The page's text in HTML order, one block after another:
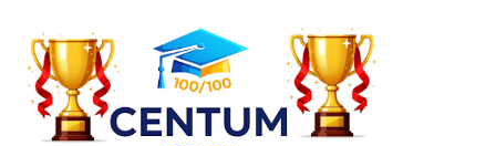
Skip to main content